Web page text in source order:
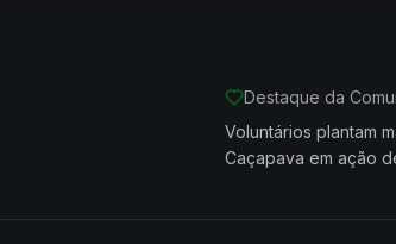
Destaque da
Voluntários plantam
Caçapava em ação